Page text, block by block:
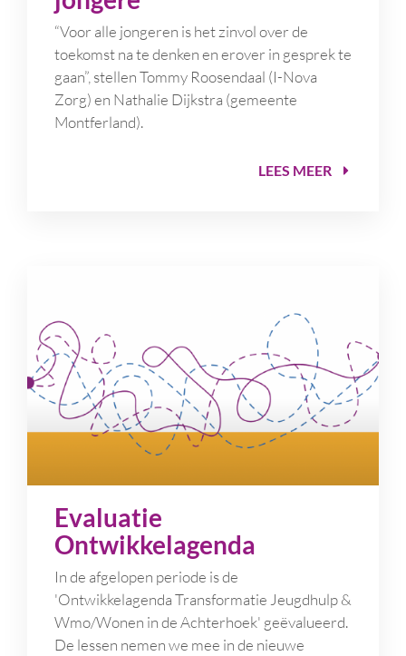
“Voor alle jongeren is het zinvol over de
toekomst na te denken en erover in gesprek te
gaan”, stellen Tommy Roosendaal (I-Nova
Zorg) en Nathalie Dijkstra (gemeente
Montferland).
LEES MEER
Evaluatie
Ontwikkelagenda
In de afgelopen periode is de
'Ontwikkelagenda Transformatie Jeugdhulp &
Wmo/Wonen in de Achterhoek' geëvalueerd.
De lessen nemen we mee in de nieuwe